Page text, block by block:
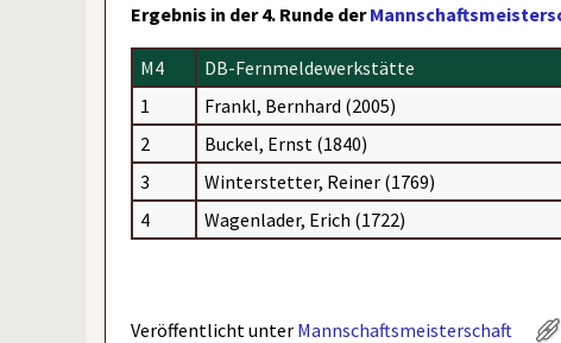
Ergebnis in der 4. Runde der
M4 DB-Fernmeldewerkstätte
1
Frankl, Bernhard (2005)
2
Buckel, Ernst (1840)
3
Winterstetter, Reiner (1769)
4
Wagenlader, Erich (1722)
Veröffentlicht unter Mannschaftsmeisterschaft